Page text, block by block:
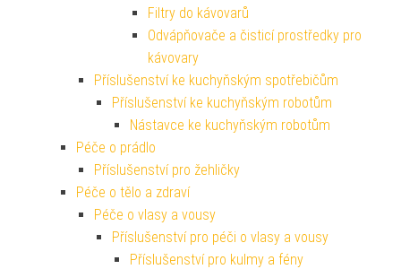
Filtry do kávovarů
Odvápňovače a čisticí prostředky pro
kávovary
Příslušenství ke kuchyňským spotřebičům
Příslušenství ke kuchyňským robotům
Nástavce ke kuchyňským robotům
Péče o prádlo
Příslušenství pro žehličky
Péče o tělo a zdraví
Péče o vlasy a vousy
Příslušenství pro péči o vlasy a vousy
Příslušenství pro kulmy a fény